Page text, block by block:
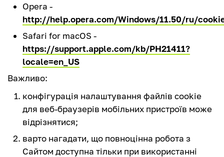
Opera -
http://help.opera.com/Windows/11.50/ru/
Safari for macOS -
https://support.apple.com/kb/PH21411?
locale=en_US
Важливо:
конфігурація налаштування файлів cookie
для веб-браузерів мобільних пристроїв може
відрізнятися;
варто нагадати, що повноцінна робота з
Сайтом доступна тільки при використанні